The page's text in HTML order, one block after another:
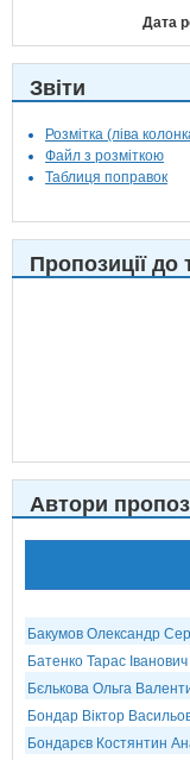
Дата
Звіти
Розмітка (ліва
Файл з розміткою
Таблиця поправок
Пропозиції до
Автори
Бакумов Олександр
Батенко Тарас Іванович
Бєлькова Ольга
Бондар Віктор
Бондарєв Костянтин